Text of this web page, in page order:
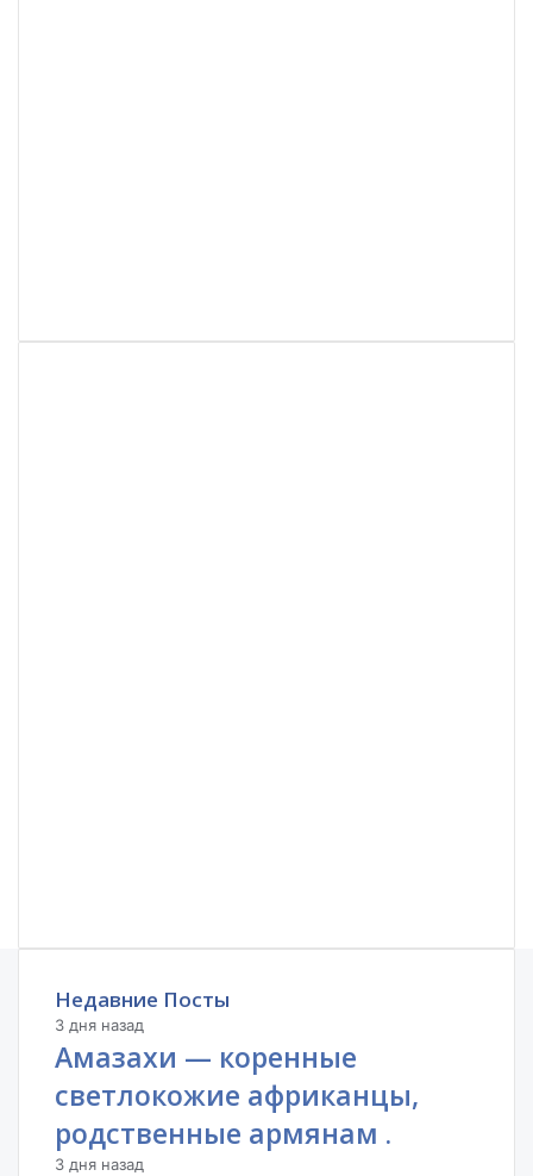
Недавние Посты
3 дня назад
Амазахи — коренные
светлокожие африканцы,
родственные армянам .
3 дня назад